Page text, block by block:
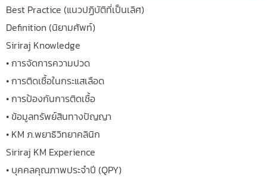
Best Practice (แนวปฏิบัติที่เป็นเลิศ)
Definition (นิยามศัพท์)
Siriraj Knowledge
• การจัดการความปวด
• การติดเชื้อในกระแสเลือด
• การป้องกันการติดเชื้อ
• ข้อมูลทรัพย์สินทางปัญญา
• KM ภ.พยาธิวิทยาคลินิก
Siriraj KM Experience
• บุคคลคุณภาพประจำปี (QPY)